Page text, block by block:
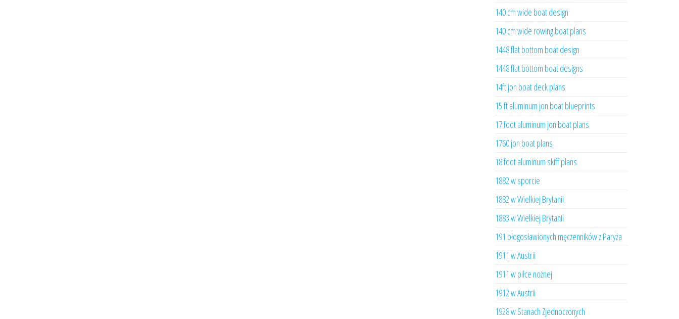
140 cm wide boat design
140 cm wide rowing boat plans
1448 flat bottom boat design
1448 flat bottom boat designs
14ft jon boat deck plans
15 ft aluminum jon boat blueprints
17 foot aluminum jon boat plans
1760 jon boat plans
18 foot aluminum skiff plans
1882 w sporcie
1882 w Wielkiej Brytanii
1883 w Wielkiej Brytanii
191 błogosławionych męczenników z Paryża
1911 w Austrii
1911 w piłce nożnej
1912 w Austrii
1928 w Stanach Zjednoczonych